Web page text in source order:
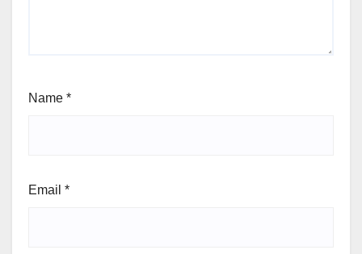
Name *
Email *